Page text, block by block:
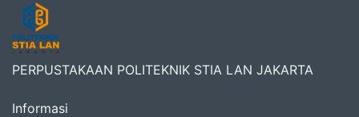
PERPUSTAKAAN POLITEKNIK STIA LAN JAKARTA
Informasi